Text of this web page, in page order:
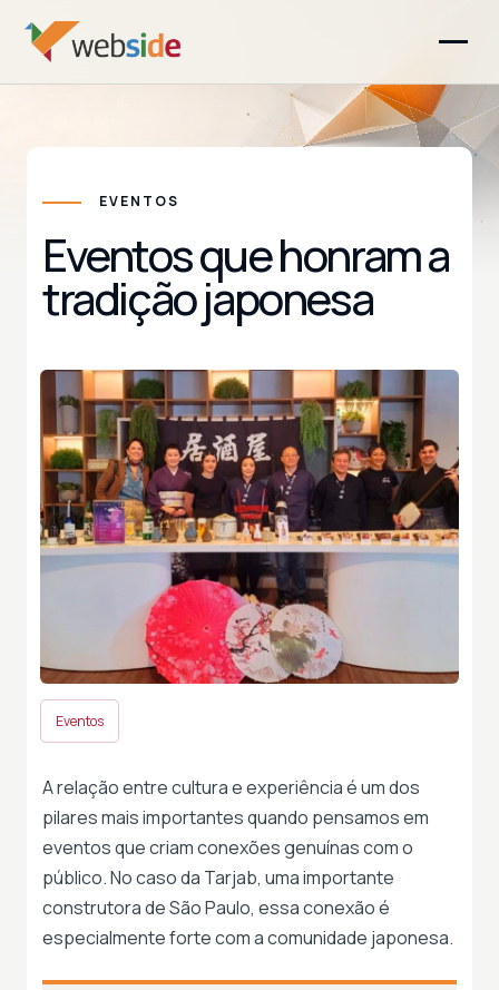
EVENTOS
Eventos que honram a
tradição japonesa
Eventos
A relação entre cultura e experiência é um dos
pilares mais importantes quando pensamos em
eventos que criam conexões genuínas com o
público. No caso da Tarjab, uma importante
construtora de São Paulo, essa conexão é
especialmente forte com a comunidade japonesa.